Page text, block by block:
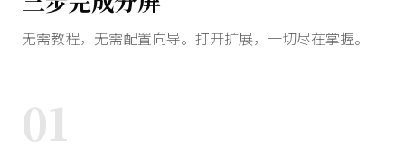
无需教程，无需配置向导。打开扩展，一切尽在掌握。
01